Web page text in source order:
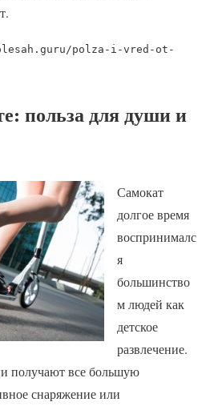
polza-i-vred-ot-
польза для души и
Самокат
долгое время
воспринималс
я
большинство
м людей как
детское
развлечение.
получают все большую
снаряжение или